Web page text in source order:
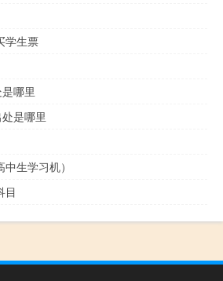
学生票
哪里
是哪里
生学习机）
目